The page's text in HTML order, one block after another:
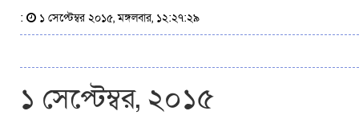
: ১ সেপ্টেম্বর ২০১৫, মঙ্গলবার, ১২:২৭:২৯
১ সেপ্টেম্বর, ২০১৫